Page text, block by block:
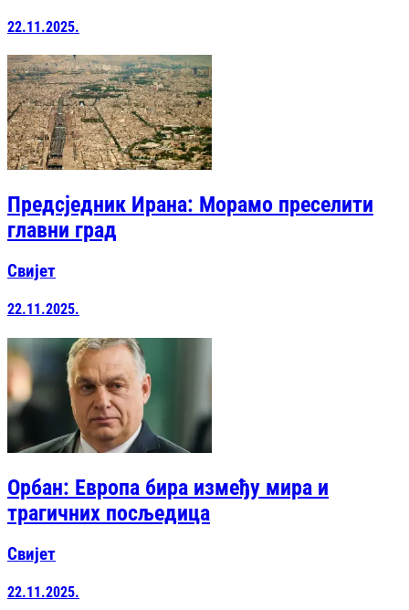
22.11.2025.
Предсједник Ирана: Морамо преселити
главни град
Свијет
22.11.2025.
Орбан: Европа бира између мира и
трагичних посљедица
Свијет
22.11.2025.